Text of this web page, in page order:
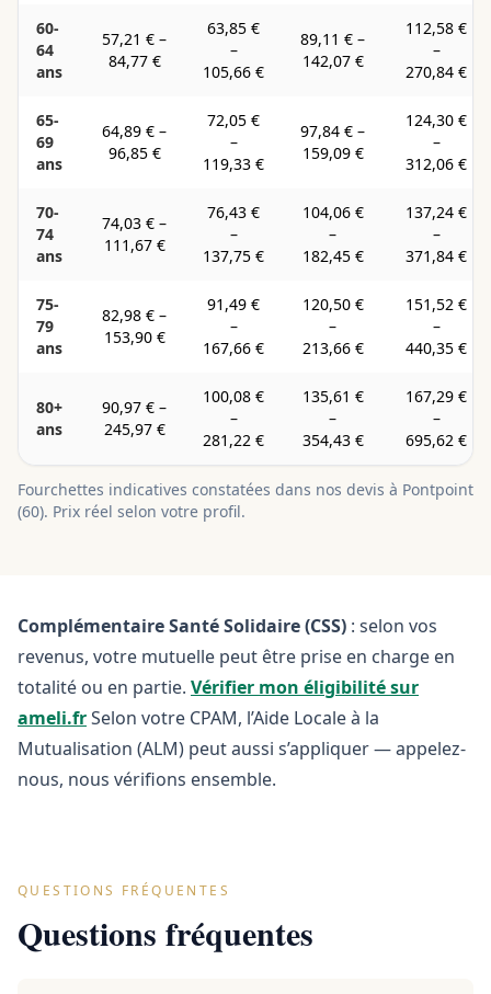
60-
64
ans
57,21 € –
84,77 €
63,85 €
–
105,66 €
89,11 € –
142,07 €
112,58 €
–
270,84 €
65-
69
ans
64,89 € –
96,85 €
72,05 €
–
119,33 €
97,84 € –
159,09 €
124,30 €
–
312,06 €
70-
74
ans
74,03 € –
111,67 €
76,43 €
–
137,75 €
104,06 €
–
182,45 €
137,24 €
–
371,84 €
75-
79
ans
82,98 € –
153,90 €
91,49 €
–
167,66 €
120,50 €
–
213,66 €
151,52 €
–
440,35 €
80+
ans
90,97 € –
245,97 €
100,08 €
–
281,22 €
135,61 €
–
354,43 €
167,29 €
–
695,62 €
Fourchettes indicatives constatées dans nos devis à Pontpoint
(60). Prix réel selon votre profil.
Complémentaire Santé Solidaire (CSS) : selon vos
revenus, votre mutuelle peut être prise en charge en
totalité ou en partie. Vérifier mon éligibilité sur
ameli.frSelon votre CPAM, l’Aide Locale à la
Mutualisation (ALM) peut aussi s’appliquer — appelez-
nous, nous vérifions ensemble.
QUESTIONS FRÉQUENTES
Questions fréquentes